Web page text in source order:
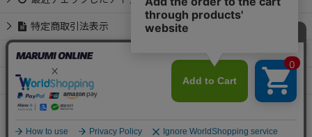
特定商取引法表示
お問い合わせ
📩 メルマガ会員募集中
Copyright © MARUMI All Rights Reserved.